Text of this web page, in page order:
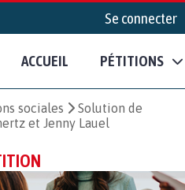
Se connecter
ACCUEIL PÉTITIONS
sociales
Solution de
et Jenny Lauel